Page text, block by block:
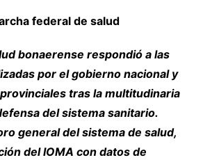
federal de salud
bonaerense respondió a las
por el gobierno nacional y
tras la multitudinaria
del sistema sanitario.
general del sistema de salud,
del IOMA con datos de